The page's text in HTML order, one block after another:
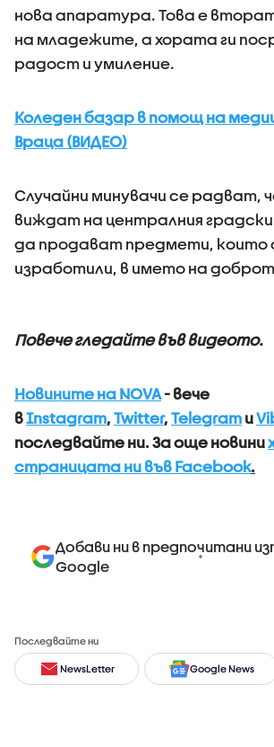
нова апаратура. Това е
на младежите, а хората ги
радост и умиление.
Коледен базар в помощ на
Враца (ВИДЕО)
Случайни минувачи се радват,
виждат на централния
да продават предмети, които
изработили, в името на
Повече гледайте във видеото.
Новините на NOVA- вече
вInstagram, Twitter, Telegram и
последвайте ни.За още новини
страницата ни във Facebook.
Добави ни в предпочитани
Google
Последвайте ни
NewsLetter Google News